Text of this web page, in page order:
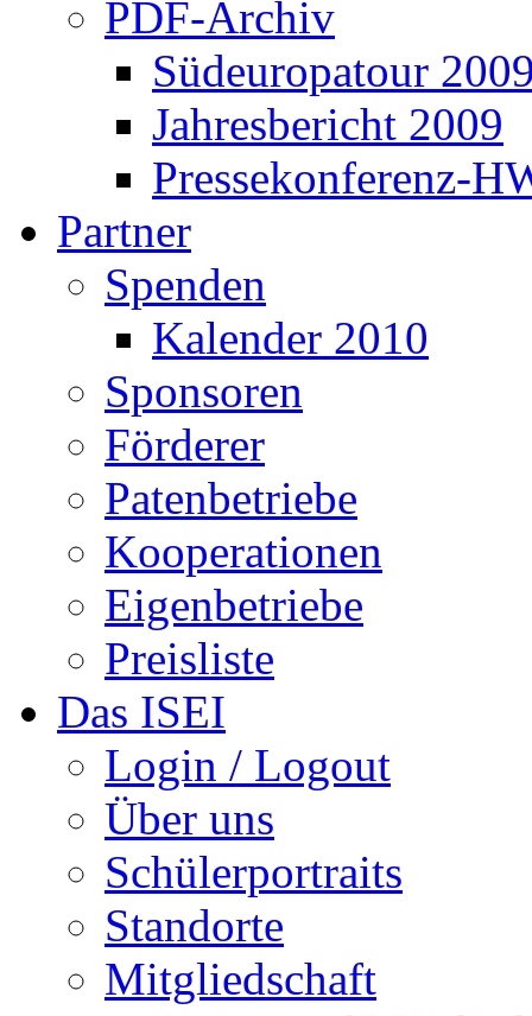
PDF-Archiv
Südeuropatour
Jahresbericht 2009
Pressekonferenz-
Partner
Spenden
Kalender 2010
Sponsoren
Förderer
Patenbetriebe
Kooperationen
Eigenbetriebe
Preisliste
Das ISEI
Login / Logout
Über uns
Schülerportraits
Standorte
Mitgliedschaft